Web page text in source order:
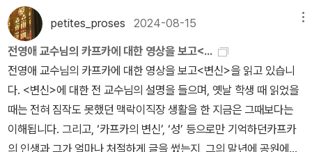
petites_proses 2024-08-15
전영애 교수님의 카프카에 대한 영상을 보고<...
전영애 교수님의 카프카에 대한 영상을 보고<변신>을 읽고 있습니
다. <변신>에 대한 전 교수님의 설명을 들으며, 옛날 학생 때 읽었을
때는 전혀 짐작도 못했던 맥락이직장 생활을 한 지금은 그때보다는
이해됩니다. 그리고, ‘카프카의 변신’, ‘성’ 등으로만 기억하던카프카
의 인생과 그가 얼마나 처절하게 글을 썼는지, 그의 말년에 공원에서